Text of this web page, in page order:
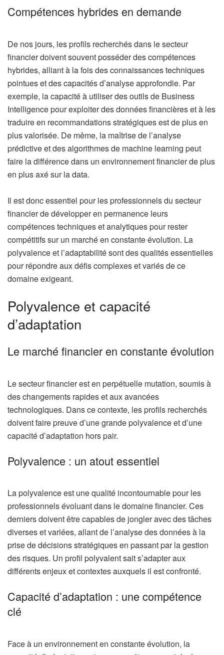
Compétences hybrides en demande
De nos jours, les profils recherchés dans le secteur
financier doivent souvent posséder des compétences
hybrides, alliant à la fois des connaissances techniques
pointues et des capacités d’analyse approfondie. Par
exemple, la capacité à utiliser des outils de Business
Intelligence pour exploiter des données financières et à les
traduire en recommandations stratégiques est de plus en
plus valorisée. De même, la maîtrise de l’analyse
prédictive et des algorithmes de machine learning peut
faire la différence dans un environnement financier de plus
en plus axé sur la data.
Il est donc essentiel pour les professionnels du secteur
financier de développer en permanence leurs
compétences techniques et analytiques pour rester
compétitifs sur un marché en constante évolution. La
polyvalence et l’adaptabilité sont des qualités essentielles
pour répondre aux défis complexes et variés de ce
domaine exigeant.
Polyvalence et capacité
d’adaptation
Le marché financier en constante évolution
Le secteur financier est en perpétuelle mutation, soumis à
des changements rapides et aux avancées
technologiques. Dans ce contexte, les profils recherchés
doivent faire preuve d’une grande polyvalence et d’une
capacité d’adaptation hors pair.
Polyvalence : un atout essentiel
La polyvalence est une qualité incontournable pour les
professionnels évoluant dans le domaine financier. Ces
derniers doivent être capables de jongler avec des tâches
diverses et variées, allant de l’analyse des données à la
prise de décisions stratégiques en passant par la gestion
des risques. Un profil polyvalent sait s’adapter aux
différents enjeux et contextes auxquels il est confronté.
Capacité d’adaptation : une compétence
clé
Face à un environnement en constante évolution, la